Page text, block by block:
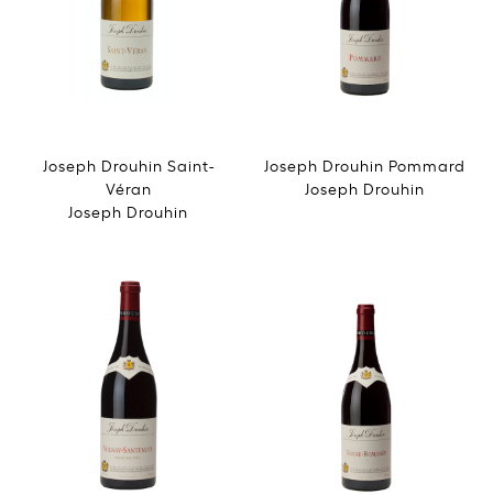
Joseph Drouhin Saint-
Véran
Joseph Drouhin
Joseph Drouhin Pommard
Joseph Drouhin